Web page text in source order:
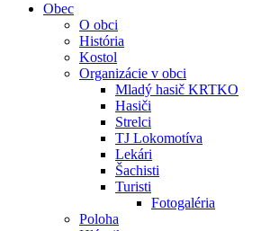
Obec
O obci
História
Kostol
Organizácie v obci
Mladý hasič KRTKO
Hasiči
Strelci
TJ Lokomotíva
Lekári
Šachisti
Turisti
Fotogaléria
Poloha